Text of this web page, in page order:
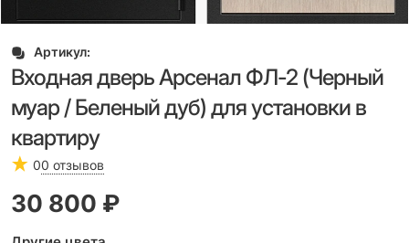
Артикул:
Входная дверь Арсенал ФЛ-2 (Черный
муар / Беленый дуб) для установки в
квартиру
00 отзывов
30 800 ₽